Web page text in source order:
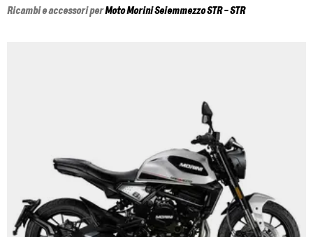
Ricambi e accessori perMoto MoriniSeiemmezzo STR - STR